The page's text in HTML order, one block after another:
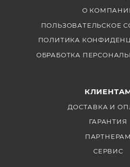
О
ПОЛЬЗОВАТЕЛЬСКОЕ
ПОЛИТИКА
ОБРАБОТКА
ДОСТАВКА И
ГАРАНТИЯ
ПАРТНЕРАМ
СЕРВИС